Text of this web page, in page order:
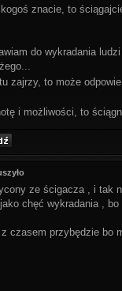
znacie, to
do wykradania
zajrzy, to może
i możliwości, to
ze ścigacza , i tak
jako chęć wykradania ,
czasem przybędzie bo